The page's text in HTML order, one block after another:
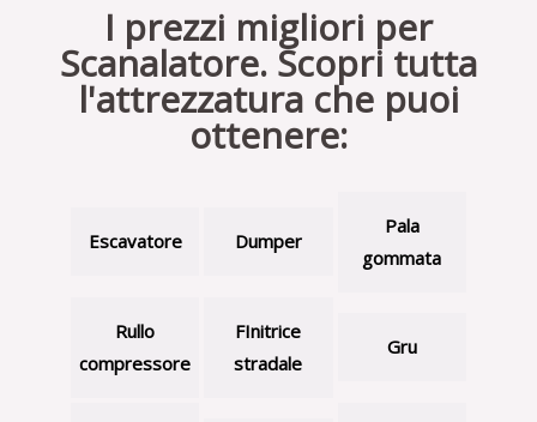
I prezzi migliori per
Scanalatore. Scopri tutta
l'attrezzatura che puoi
ottenere:
Escavatore Dumper
Pala
gommata
Rullo
compressore
FInitrice
stradale
Gru